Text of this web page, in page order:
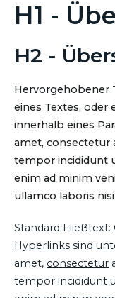
H1 -
H2 -
Hervorgehobener
eines Textes, oder
innerhalb eines
amet, consectetur
tempor incididunt
enim ad minim
ullamco laboris
Standard
Hyperlinks sind
amet, consectetur
tempor incididunt